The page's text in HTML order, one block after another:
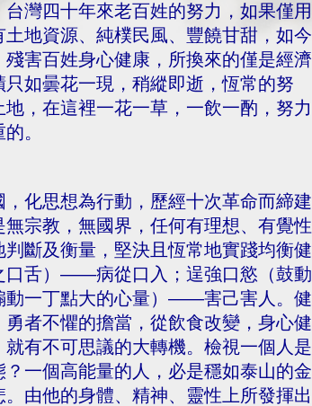
灣四十年來老百姓的努力，如果僅用
地資源、純樸民風、豐饒甘甜，如今
害百姓身心健康，所換來的僅是經濟
如曇花一現，稍縱即逝，恆常的努
，在這裡一花一草，一飲一酌，努力
。
化思想為行動，歷經十次革命而締建
宗教，無國界，任何有理想、有覺性
斷及衡量，堅決且恆常地實踐均衡健
口舌）——病從口入；逞強口慾（鼓動
一丁點大的心量）——害己害人。健
者不懼的擔當，從飲食改變，身心健
有不可思議的大轉機。檢視一個人是
一個高能量的人，必是穩如泰山的金
由他的身體、精神、靈性上所發揮出